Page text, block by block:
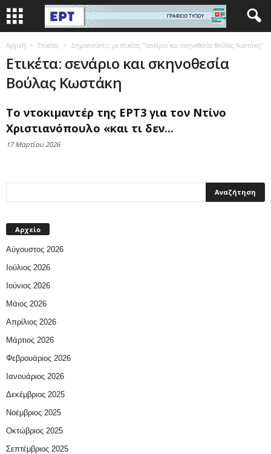
Αρχική Ετικέτες Δημοσιεύσεις με ετικέτες "σενάριο και σκηνοθεσία Βούλας Κωστάκη"
Ετικέτα: σενάριο και σκηνοθεσία
Βούλας Κωστάκη
Το ντοκιμαντέρ της ΕΡΤ3 για τον Ντίνο
Χριστιανόπουλο «και τι δεν...
17 Μαρτίου 2026
Αρχείο
Αύγουστος 2026
Ιούλιος 2026
Ιούνιος 2026
Μάιος 2026
Απρίλιος 2026
Μάρτιος 2026
Φεβρουάριος 2026
Ιανουάριος 2026
Δεκέμβριος 2025
Νοέμβριος 2025
Οκτώβριος 2025
Σεπτέμβριος 2025